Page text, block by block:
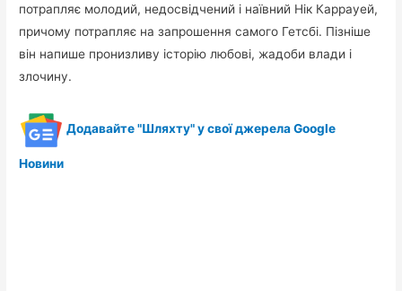
потрапляє молодий, недосвідчений і наївний Нік Каррауей,
причому потрапляє на запрошення самого Гетсбі. Пізніше
він напише пронизливу історію любові, жадоби влади і
злочину.
Додавайте "Шляхту" у свої джерела Google
Новини